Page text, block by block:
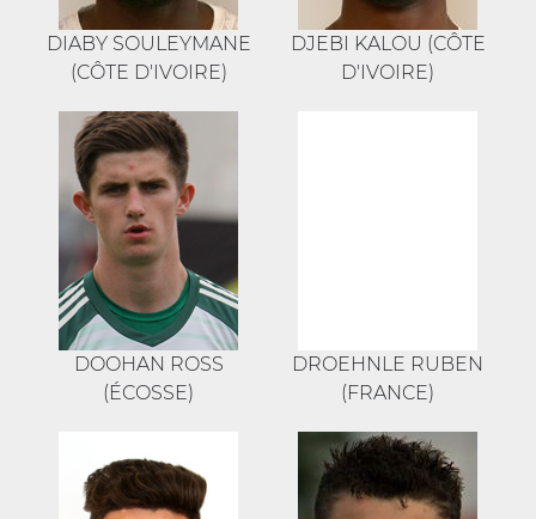
DIABY SOULEYMANE
(CÔTE D'IVOIRE)
DJEBI KALOU (CÔTE
D'IVOIRE)
DOOHAN ROSS
(ÉCOSSE)
DROEHNLE RUBEN
(FRANCE)